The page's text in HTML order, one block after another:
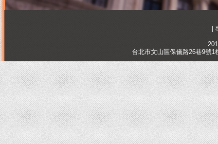
|
台北市文山區保儀路26巷9號1